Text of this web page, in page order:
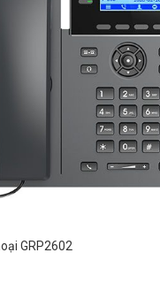
GRP2602